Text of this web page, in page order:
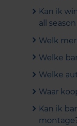
Kan ik
all
Welk
Welke
Welke
Waar
Kan ik